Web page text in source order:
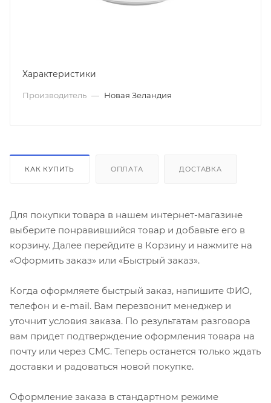
Характеристики
Производитель — Новая Зеландия
КАК КУПИТЬ ОПЛАТА ДОСТАВКА
Для покупки товара в нашем интернет-магазине
выберите понравившийся товар и добавьте его в
корзину. Далее перейдите в Корзину и нажмите на
«Оформить заказ» или «Быстрый заказ».
Когда оформляете быстрый заказ, напишите ФИО,
телефон и e-mail. Вам перезвонит менеджер и
уточнит условия заказа. По результатам разговора
вам придет подтверждение оформления товара на
почту или через СМС. Теперь останется только ждать
доставки и радоваться новой покупке.
Оформление заказа в стандартном режиме